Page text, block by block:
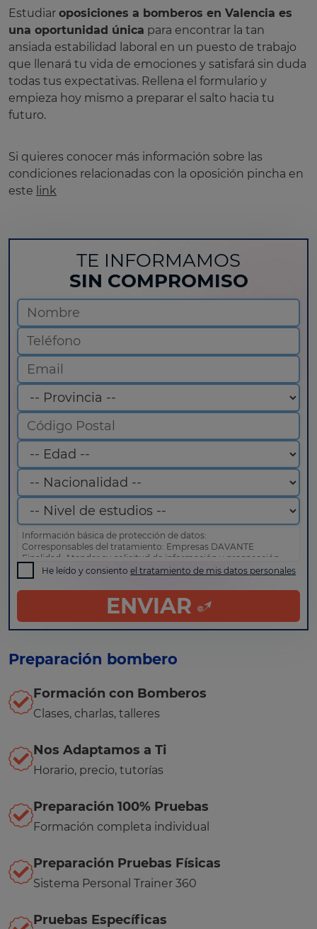
Estudiar oposiciones a bomberos en Valencia es
una oportunidad única para encontrar la tan
ansiada estabilidad laboral en un puesto de trabajo
que llenará tu vida de emociones y satisfará sin duda
todas tus expectativas. Rellena el formulario y
empieza hoy mismo a preparar el salto hacia tu
futuro.
Si quieres conocer más información sobre las
condiciones relacionadas con la oposición pincha en
este link
TE INFORMAMOS
SIN COMPROMISO
Información básica de protección de datos:
Corresponsables del tratamiento: Empresas DAVANTE
Finalidad: Atender su solicitud de información y prospección
comercial
Derechos: Puede acceder, rectificar y suprimir sus datos, así
como otros derechos tal y como se explica en nuestrapolítica
He leído y consiento el tratamiento de mis datos personales
ENVIAR
Preparación bombero
Formación con Bomberos
Clases, charlas, talleres
Nos Adaptamos a Ti
Horario, precio, tutorías
Preparación 100% Pruebas
Formación completa individual
Preparación Pruebas Físicas
Sistema Personal Trainer 360
Pruebas Específicas